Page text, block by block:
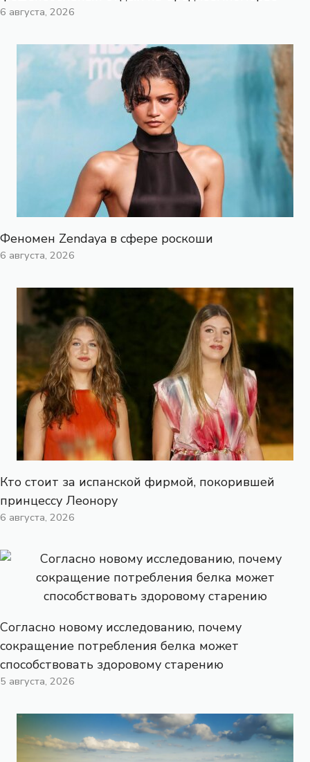
6 августа, 2026
Феномен Zendaya в сфере роскоши
6 августа, 2026
Кто стоит за испанской фирмой, покорившей
принцессу Леонору
6 августа, 2026
Согласно новому исследованию, почему
сокращение потребления белка может
способствовать здоровому старению
5 августа, 2026